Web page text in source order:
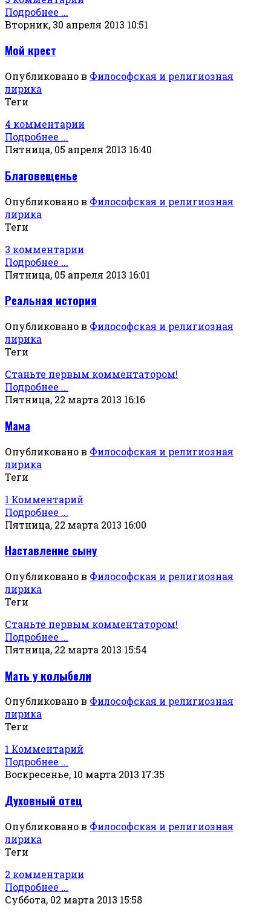
Подробнее ...
Вторник, 30 апреля 2013 10:51
Мой крест
Опубликовано в Философская и религиозная
лирика
Теги
4 комментарии
Подробнее ...
Пятница, 05 апреля 2013 16:40
Благовещенье
Опубликовано в Философская и религиозная
лирика
Теги
3 комментарии
Подробнее ...
Пятница, 05 апреля 2013 16:01
Реальная история
Опубликовано в Философская и религиозная
лирика
Теги
Станьте первым комментатором!
Подробнее ...
Пятница, 22 марта 2013 16:16
Мама
Опубликовано в Философская и религиозная
лирика
Теги
1 Комментарий
Подробнее ...
Пятница, 22 марта 2013 16:00
Наставление сыну
Опубликовано в Философская и религиозная
лирика
Теги
Станьте первым комментатором!
Подробнее ...
Пятница, 22 марта 2013 15:54
Мать у колыбели
Опубликовано в Философская и религиозная
лирика
Теги
1 Комментарий
Подробнее ...
Воскресенье, 10 марта 2013 17:35
Духовный отец
Опубликовано в Философская и религиозная
лирика
Теги
2 комментарии
Подробнее ...
Суббота, 02 марта 2013 15:58